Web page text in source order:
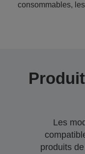
consommables,
Les
produits